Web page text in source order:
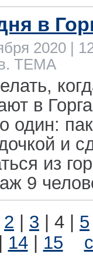
в
2020 |
ТЕМА
в
один:
и
из
9
2 3 | 4 | 5
14| 15